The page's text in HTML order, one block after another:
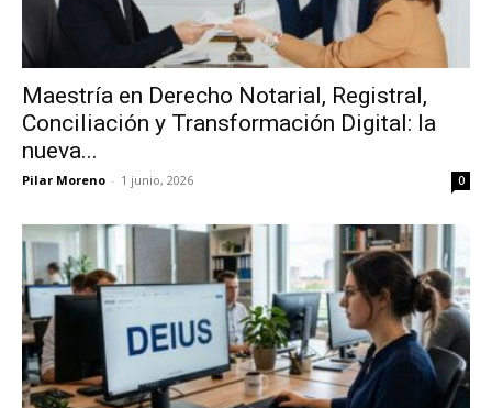
Maestría en Derecho Notarial, Registral,
Conciliación y Transformación Digital: la
nueva...
Pilar Moreno - 1 junio, 2026 0